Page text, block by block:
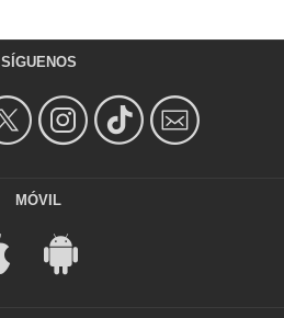
SÍGUENOS
MÓVIL